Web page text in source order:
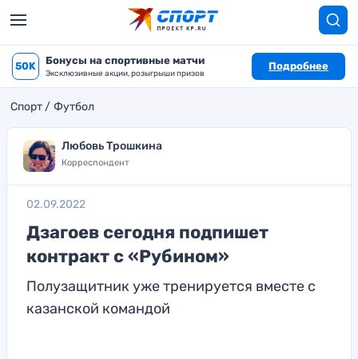
50K Бонусы на спортивные матчи
Эксклюзивные акции, розыгрыши призов
Подробнее
Спорт Футбол
Любовь Трошкина
Корреспондент
02.09.2022
Дзагоев сегодня подпишет
контракт с «Рубином»
Полузащитник уже тренируется вместе с
казанской командой